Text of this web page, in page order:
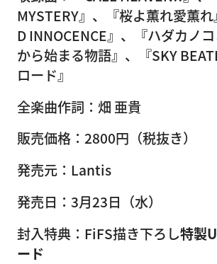
MYSTERY』、『桜よ薫れ愛薫
D INNOCENCE』、『ハダカノ
から始まる物語』、『SKY
ロード』
全楽曲作詞：畑 亜貴
販売価格：2800円（税抜き）
発売元：Lantis
発売日：3月23日（水）
封入特典：FiFS描き下ろし特製
ード